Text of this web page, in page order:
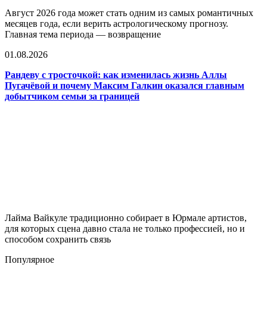
Август 2026 года может стать одним из самых романтичных
месяцев года, если верить астрологическому прогнозу.
Главная тема периода — возвращение
01.08.2026
Рандеву с тросточкой: как изменилась жизнь Аллы
Пугачёвой и почему Максим Галкин оказался главным
добытчиком семьи за границей
Лайма Вайкуле традиционно собирает в Юрмале артистов,
для которых сцена давно стала не только профессией, но и
способом сохранить связь
Популярное